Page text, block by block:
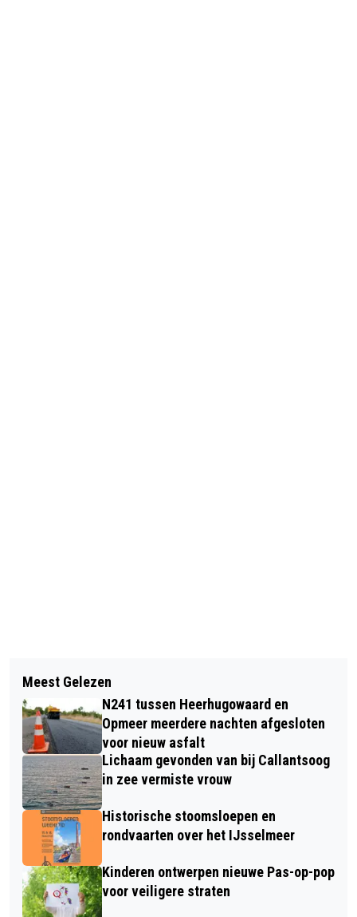
IT=ALKMAAR NETWERKEVENT IN
AFAS STADION
AZ LOOPT KWARTFINALE EUROPA
LEAGUE MIS NA NEDERLAAG BIJ
TOTTENHAM
Meest Gelezen
N241 tussen Heerhugowaard en
Opmeer meerdere nachten afgesloten
voor nieuw asfalt
Lichaam gevonden van bij Callantsoog
in zee vermiste vrouw
Historische stoomsloepen en
rondvaarten over het IJsselmeer
Kinderen ontwerpen nieuwe Pas-op-pop
voor veiligere straten